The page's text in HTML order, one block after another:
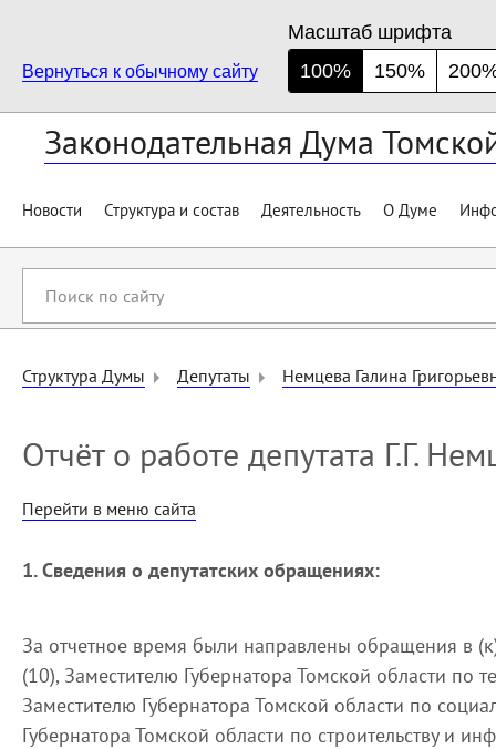
Вернуться к обычному сайту
Масштаб шрифта
100%
150%
Законодательная Дума
Новости Структура и состав Деятельность О Думе
сайту
Структура Думы
Депутаты Немцева Галина
Отчёт о работе депутата Г.Г.
Перейти в меню сайта
1. Сведения о депутатских обращениях:
За отчетное время были направлены обращения в
(10), Заместителю Губернатора Томской области по
Заместителю Губернатора Томской области по
Губернатора Томской области по строительству и